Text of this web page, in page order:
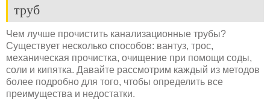
труб
Чем лучше прочистить канализационные трубы?
Существует несколько способов: вантуз, трос,
механическая прочистка, очищение при помощи соды,
соли и кипятка. Давайте рассмотрим каждый из методов
более подробно для того, чтобы определить все
преимущества и недостатки.